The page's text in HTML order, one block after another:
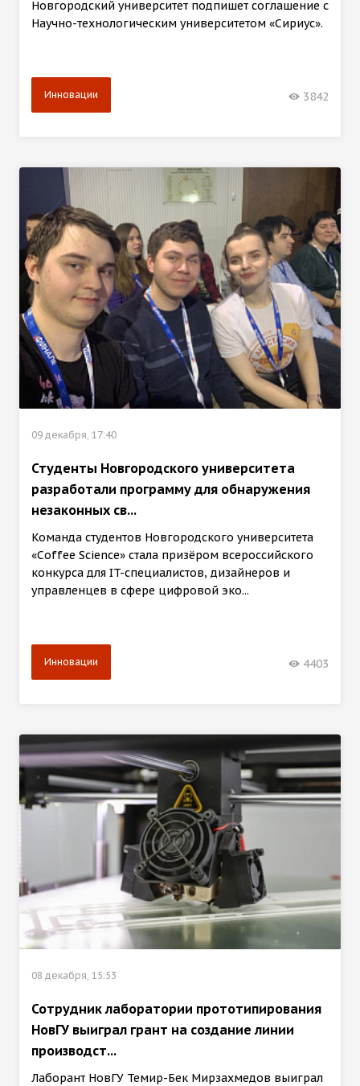
Новгородский университет подпишет соглашение с
Научно-технологическим университетом «Сириус».
Инновации 3842
09 декабря, 17:40
Студенты Новгородского университета
разработали программу для обнаружения
незаконных св...
Команда студентов Новгородского университета
«Coffee Science» стала призёром всероссийского
конкурса для IT-специалистов, дизайнеров и
управленцев в сфере цифровой эко...
Инновации 4403
08 декабря, 15:53
Сотрудник лаборатории прототипирования
НовГУ выиграл грант на создание линии
производст...
Лаборант НовГУ Темир-Бек Мирзахмедов выиграл